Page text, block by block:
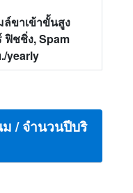
ล์ขาเข้าขั้นสูง
ฟิชชิ่ง, Spam
yearly
ม / จำนวนปีบริ